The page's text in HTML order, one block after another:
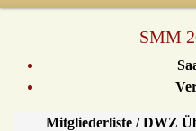
SMM
Mitgliederliste / DWZ